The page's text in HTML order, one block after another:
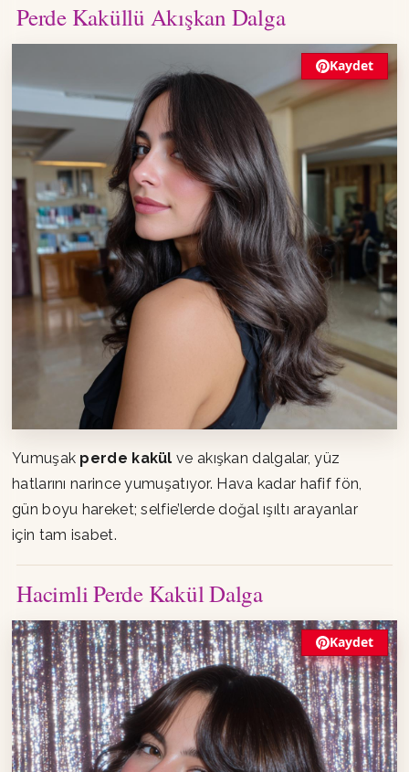
Perde Kaküllü Akışkan Dalga
Kaydet
Yumuşak perde kakül ve akışkan dalgalar, yüz
hatlarını narince yumuşatıyor. Hava kadar hafif fön,
gün boyu hareket; selfie’lerde doğal ışıltı arayanlar
için tam isabet.
Hacimli Perde Kakül Dalga
Kaydet